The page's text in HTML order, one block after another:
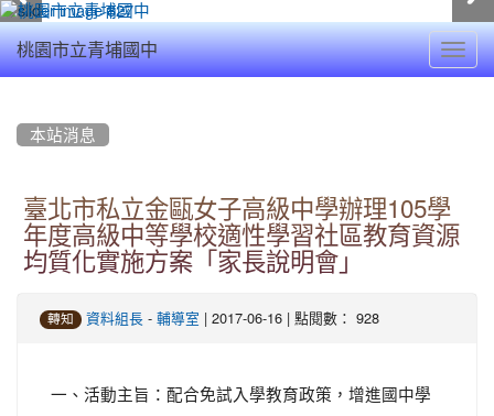
桃園市立青埔國中
本站消息
臺北市私立金甌女子高級中學辦理105學
年度高級中等學校適性學習社區教育資源
均質化實施方案「家長說明會」
轉知 資料組長 - 輔導室 | 2017-06-16 | 點閱數： 928
一、活動主旨：配合免試入學教育政策，增進國中學